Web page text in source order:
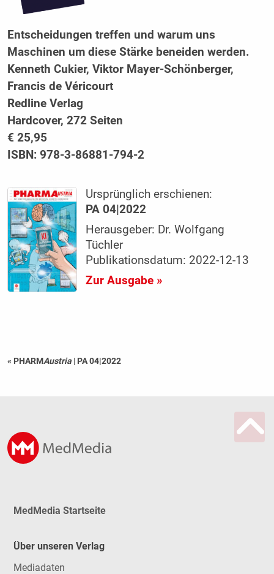
Entscheidungen treffen und warum uns
Maschinen um diese Stärke beneiden werden.
Kenneth Cukier, Viktor Mayer-Schönberger,
Francis de Véricourt
Redline Verlag
Hardcover, 272 Seiten
€ 25,95
ISBN: 978-3-86881-794-2
Ursprünglich erschienen:
PA 04|2022
Herausgeber: Dr. Wolfgang
Tüchler
Publikationsdatum: 2022-12-13
Zur Ausgabe »
« PHARMAustria | PA 04|2022
MedMedia Startseite
Über unseren Verlag
Mediadaten